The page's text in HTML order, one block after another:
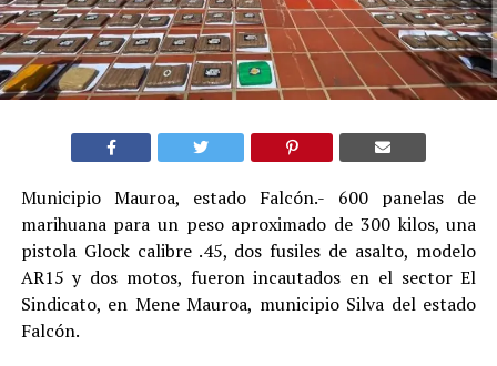
Municipio Mauroa, estado Falcón.- 600 panelas de
marihuana para un peso aproximado de 300 kilos, una
pistola Glock calibre .45, dos fusiles de asalto, modelo
AR15 y dos motos, fueron incautados en el sector El
Sindicato, en Mene Mauroa, municipio Silva del estado
Falcón.